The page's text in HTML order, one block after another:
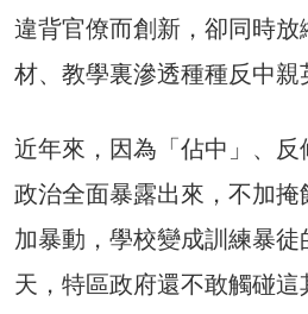
違背官僚而創新，卻同時
材、教學裏滲透種種反中親
近年來，因為「佔中」、
政治全面暴露出來，不加
加暴動，學校變成訓練暴
天，特區政府還不敢觸碰